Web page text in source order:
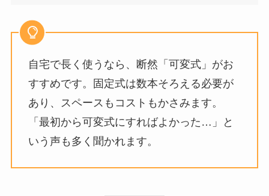
自宅で長く使うなら、断然「可変式」がお
すすめです。固定式は数本そろえる必要が
あり、スペースもコストもかさみます。
「最初から可変式にすればよかった…」と
いう声も多く聞かれます。